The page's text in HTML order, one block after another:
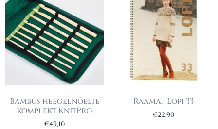
Bambus heegelnõelte
komplekt KnitPro
€49,10
Raamat Lopi 33
€22,90